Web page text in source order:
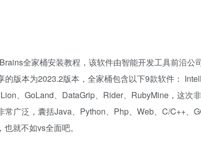
全家桶安装教程，该软件由智能开发工具前沿公
版本为2023.2版本，全家桶包含以下9款软件：
、GoLand、DataGrip、Rider、RubyMine，这次
广泛，囊括Java、Python、Php、Web、C/C++、
就不如vs全面吧。